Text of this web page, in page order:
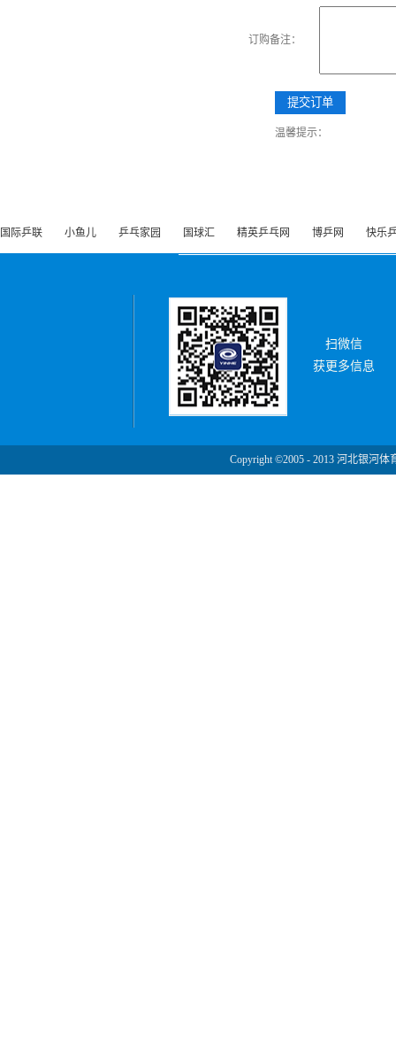
订购备注：
温馨提示：
国际乒联 小鱼儿 乒乓家园 国球汇 精英乒乓网 博乒网 快乐
扫微信
获更多信息
Copyright ©2005 - 2013 河北银河体